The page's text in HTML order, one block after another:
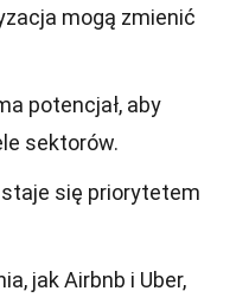
mogą zmienić
potencjał, aby
sektorów.
się priorytetem
jak Airbnb i Uber,